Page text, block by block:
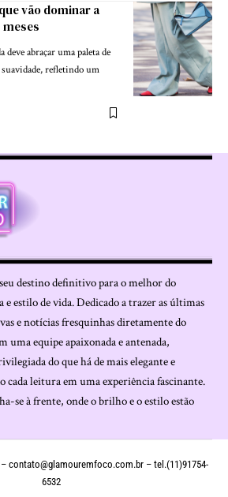
vão dominar a
deve abraçar uma paleta de
refletindo um
destino definitivo para o melhor do
e estilo de vida. Dedicado a trazer as últimas
e notícias fresquinhas diretamente do
uma equipe apaixonada e antenada,
do que há de mais elegante e
leitura em uma experiência fascinante.
se à frente, onde o brilho e o estilo estão
contato@glamouremfoco.com.br – tel.(11)91754-
6532